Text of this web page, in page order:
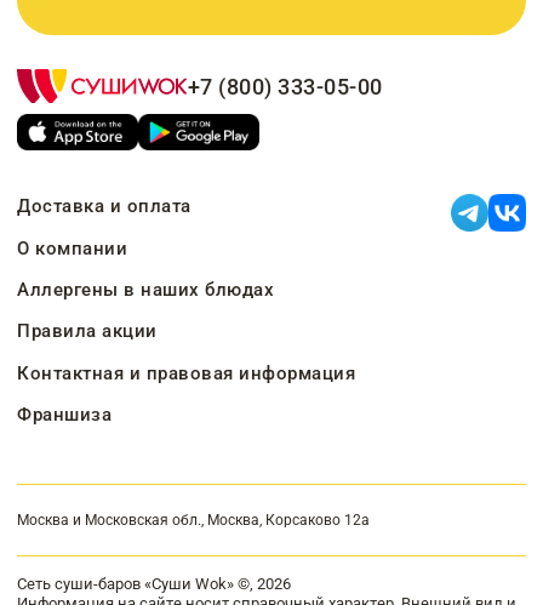
+7 (800) 333-05-00
Доставка и оплата
О компании
Аллергены в наших блюдах
Правила акции
Контактная и правовая информация
Франшиза
Москва и Московская обл., Москва, Корсаково 12а
Сеть суши-баров «Суши Wok» ©, 2026